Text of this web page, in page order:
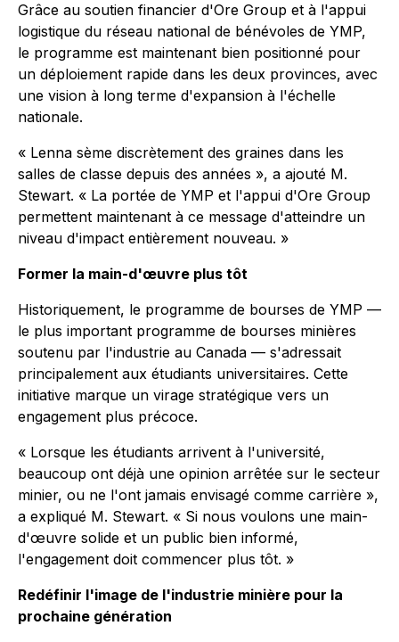
Grâce au soutien financier d'Ore Group et à l'appui
logistique du réseau national de bénévoles de YMP,
le programme est maintenant bien positionné pour
un déploiement rapide dans les deux provinces, avec
une vision à long terme d'expansion à l'échelle
nationale.
« Lenna sème discrètement des graines dans les
salles de classe depuis des années », a ajouté M.
Stewart. « La portée de YMP et l'appui d'Ore Group
permettent maintenant à ce message d'atteindre un
niveau d'impact entièrement nouveau. »
Former la main-d'œuvre plus tôt
Historiquement, le programme de bourses de YMP —
le plus important programme de bourses minières
soutenu par l'industrie au Canada — s'adressait
principalement aux étudiants universitaires. Cette
initiative marque un virage stratégique vers un
engagement plus précoce.
« Lorsque les étudiants arrivent à l'université,
beaucoup ont déjà une opinion arrêtée sur le secteur
minier, ou ne l'ont jamais envisagé comme carrière »,
a expliqué M. Stewart. « Si nous voulons une main-
d'œuvre solide et un public bien informé,
l'engagement doit commencer plus tôt. »
Redéfinir l'image de l'industrie minière pour la
prochaine génération